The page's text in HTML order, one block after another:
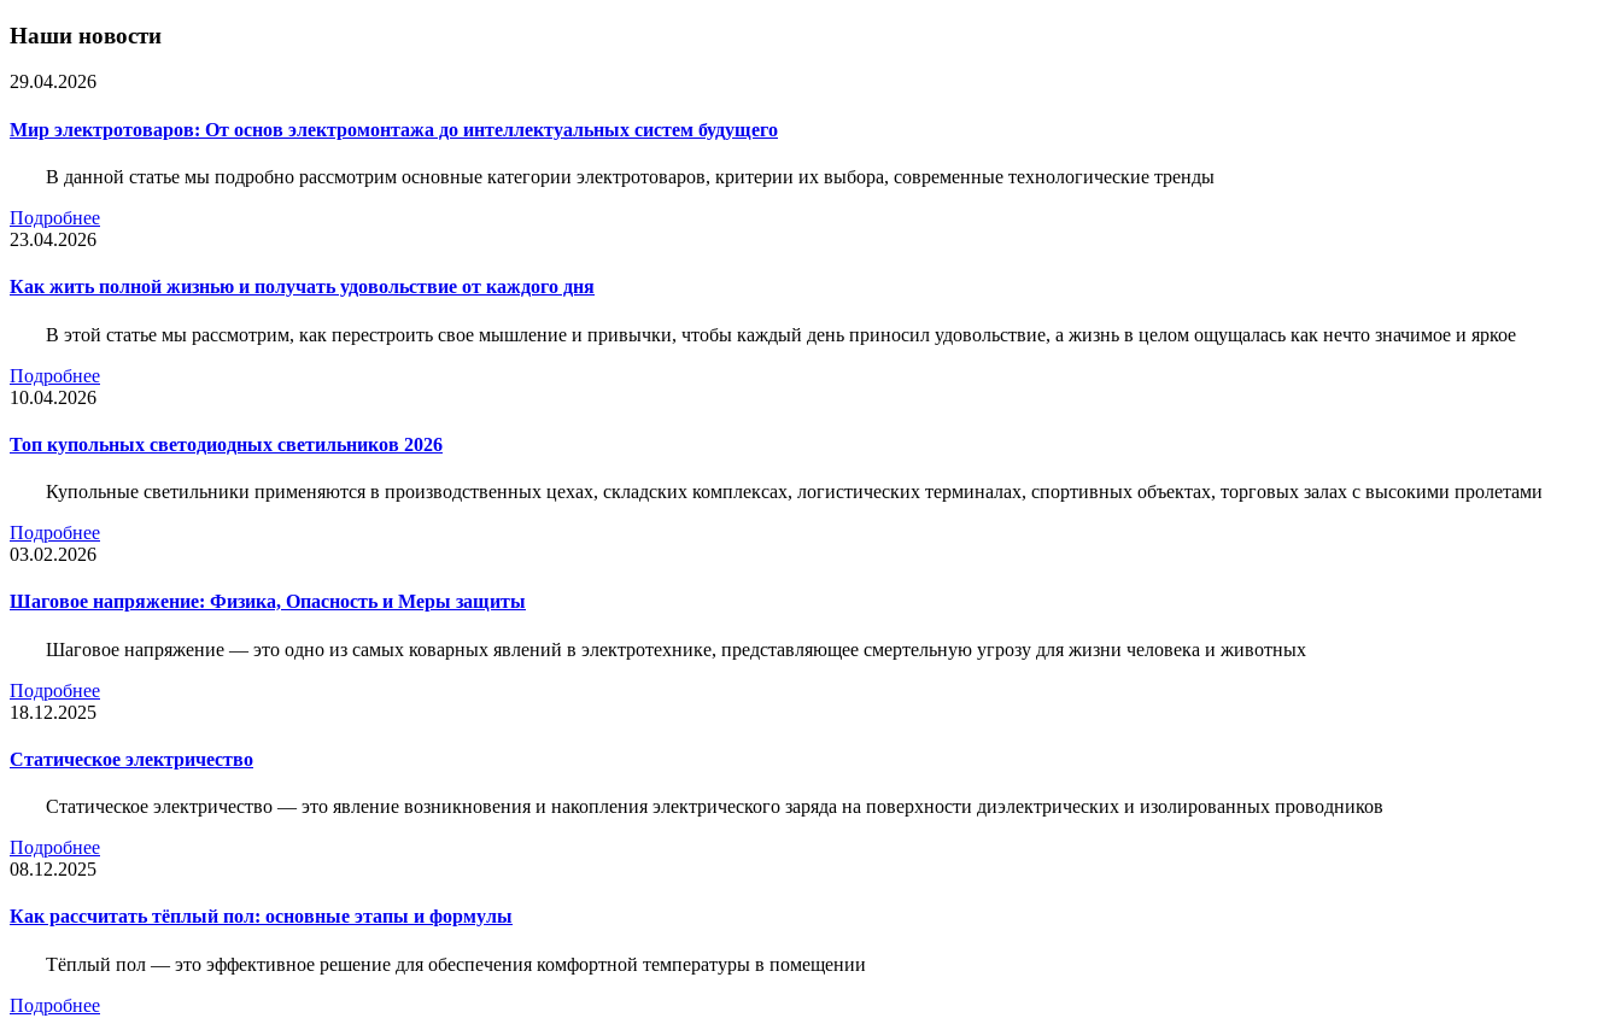
Наши новости
29.04.2026
Мир электротоваров: От основ электромонтажа до интеллектуальных систем будущего
В данной статье мы подробно рассмотрим основные категории электротоваров, критерии их выбора, современные технологические тренды
Подробнее
23.04.2026
Как жить полной жизнью и получать удовольствие от каждого дня
В этой статье мы рассмотрим, как перестроить свое мышление и привычки, чтобы каждый день приносил удовольствие, а жизнь в целом ощущалась как нечто значимое и яркое
Подробнее
10.04.2026
Топ купольных светодиодных светильников 2026
Купольные светильники применяются в производственных цехах, складских комплексах, логистических терминалах, спортивных объектах, торговых залах с высокими пролетами
Подробнее
03.02.2026
Шаговое напряжение: Физика, Опасность и Меры защиты
Шаговое напряжение — это одно из самых коварных явлений в электротехнике, представляющее смертельную угрозу для жизни человека и животных
Подробнее
18.12.2025
Статическое электричество
Статическое электричество — это явление возникновения и накопления электрического заряда на поверхности диэлектрических и изолированных проводников
Подробнее
08.12.2025
Как рассчитать тёплый пол: основные этапы и формулы
Тёплый пол — это эффективное решение для обеспечения комфортной температуры в помещении
Подробнее